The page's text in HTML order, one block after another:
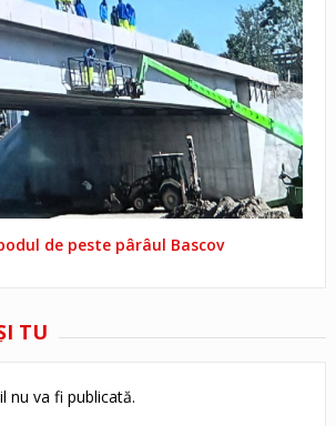
de peste pârâul Bascov
TU
nu va fi publicată.